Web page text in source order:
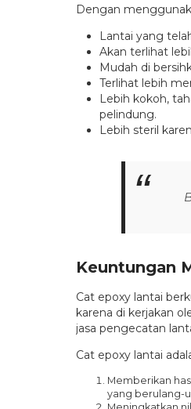
Dengan
Lantai yang
Akan terlihat
Mudah di
Terlihat lebih
Lebih kokoh,
pelindung.
Lebih steril
Keuntungan
Cat epoxy lantai
karena di kerjakan
jasa pengecatan
Cat epoxy lantai
Memberikan
yang berulang-